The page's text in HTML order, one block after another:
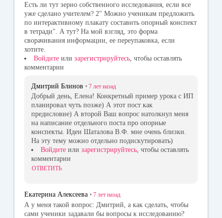
Есть ли тут зерно собственного исследования, если все
уже сделано учителем? 2" Можно ученикам предложить
по интерактивному плакату составить опорный конспект
в тетради". А тут? На мой взгляд, это форма
сворачивания информации, ее переупаковка, если
хотите.
Войдите или зарегистрируйтесь , чтобы оставлять
комментарии
Дмитрий Блинов • 7 лет назад
Добрый день, Елена! Конкретный пример урока с ИП
планировал чуть позже) А этот пост как
предисловие) А второй Ваш вопрос натолкнул меня
на написание отдельного поста про опорные
конспекты. Идеи Шаталова В.Ф. мне очень близки.
На эту тему можно отдельно подискутировать)
Войдите или зарегистрируйтесь, чтобы оставлять
комментарии
ОТВЕТИТЬ
Екатерина Алексеева • 7 лет назад
А у меня такой вопрос: Дмитрий, а как сделать, чтобы
сами ученики задавали бы вопросы к исследованию?